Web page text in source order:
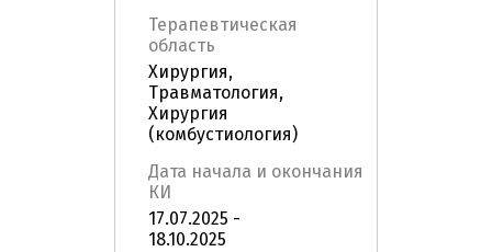
Терапевтическая
область
Хирургия,
Травматология,
Хирургия
(комбустиология)
Дата начала и окончания
КИ
17.07.2025 -
18.10.2025